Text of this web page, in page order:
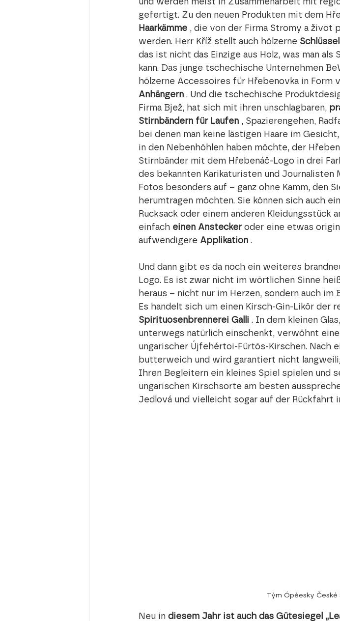
und werden meist in Zusammenarbeit mit
gefertigt. Zu den neuen Produkten mit dem
Haarkämme , die von der Firma Stromy a život
werden. Herr Kříž stellt auch hölzerne
das ist nicht das Einzige aus Holz, was man
kann. Das junge tschechische Unternehmen
hölzerne Accessoires für Hřebenovka in Form
Anhängern . Und die tschechische
Firma Bjež, hat sich mit ihren unschlagbaren,
Stirnbändern für Laufen , Spazierengehen,
bei denen man keine lästigen Haare im
in den Nebenhöhlen haben möchte, der
Stirnbänder mit dem Hřebenáč-Logo in drei
des bekannten Karikaturisten und Journalisten
Fotos besonders auf – ganz ohne Kamm, den
herumtragen möchten. Sie können sich auch
Rucksack oder einem anderen Kleidungsstück
einfach einen Anstecker oder eine etwas
aufwendigere Applikation .
Und dann gibt es da noch ein weiteres
Logo. Es ist zwar nicht im wörtlichen Sinne
heraus – nicht nur im Herzen, sondern auch
Es handelt sich um einen Kirsch-Gin-Likör der
Spirituosenbrennerei Galli . In dem kleinen
unterwegs natürlich einschenkt, verwöhnt
ungarischer Újfehértoi-Fürtös-Kirschen. Nach
butterweich und wird garantiert nicht
Ihren Begleitern ein kleines Spiel spielen und
ungarischen Kirschsorte am besten
Jedlová und vielleicht sogar auf der Rückfahrt
Tým Ópéesky České
Neu in diesem Jahr ist auch das Gütesiegel